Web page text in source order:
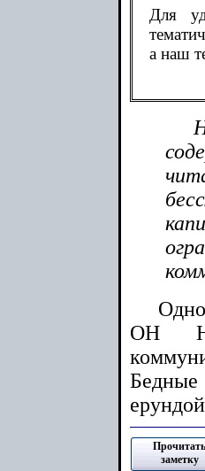
Для
а наш
ОН
Бедные
Прочитать
заметку